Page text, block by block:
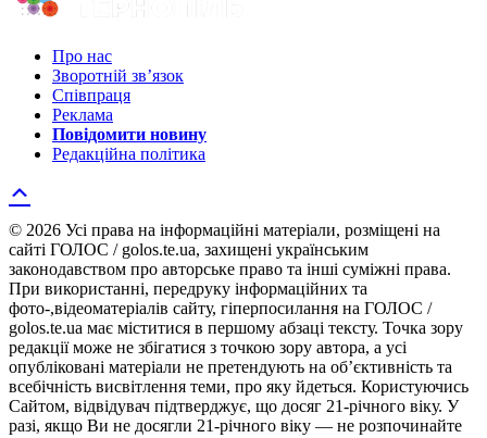
Про нас
Зворотній зв’язок
Співпраця
Реклама
Повідомити новину
Редакційна політика
© 2026 Усі права на інформаційні матеріали, розміщені на
сайті ГОЛОС / golos.te.ua, захищені українським
законодавством про авторське право та інші суміжні права.
При використанні, передруку інформаційних та
фото-,відеоматеріалів сайту, гіперпосилання на ГОЛОС /
golos.te.ua має міститися в першому абзаці тексту. Точка зору
редакції може не збігатися з точкою зору автора, а усі
опубліковані матеріали не претендують на об’єктивність та
всебічність висвітлення теми, про яку йдеться. Користуючись
Сайтом, відвідувач підтверджує, що досяг 21-річного віку. У
разі, якщо Ви не досягли 21-річного віку — не розпочинайте